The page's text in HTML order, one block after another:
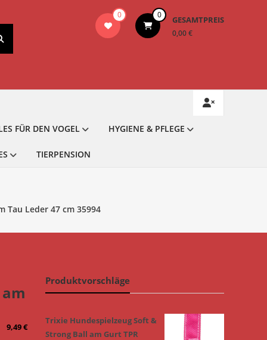
0 0 GESAMTPREIS
0,00 €
FÜR DEN VOGEL HYGIENE & PFLEGE
TIERPENSION
Tau Leder 47 cm 35994
9,49€
Produktvorschläge
Trixie Hundespielzeug Soft &
Strong Ball am Gurt TPR